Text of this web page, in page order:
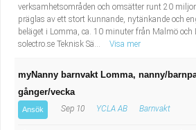
verksamhetsområden och omsätter runt 20
präglas av ett stort kunnande, nytänkande och
beläget i Lomma, ca. 10 minuter från Malmö och
solectro.se Teknisk Sä...
Visa mer
myNanny barnvakt Lomma, nanny/
gånger/vecka
Ansök Sep 10 YCLA AB Barnvakt